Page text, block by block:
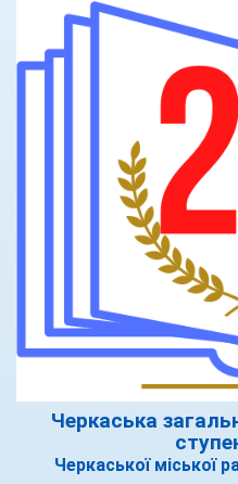
Черкаська
Черкаської міської